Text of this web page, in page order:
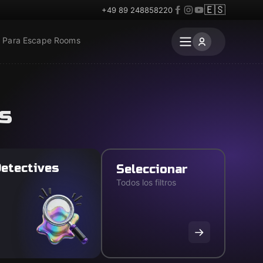
+49 89 248858220 🇪🇸
Para Escape Rooms
Seleccionar
Todos los filtros